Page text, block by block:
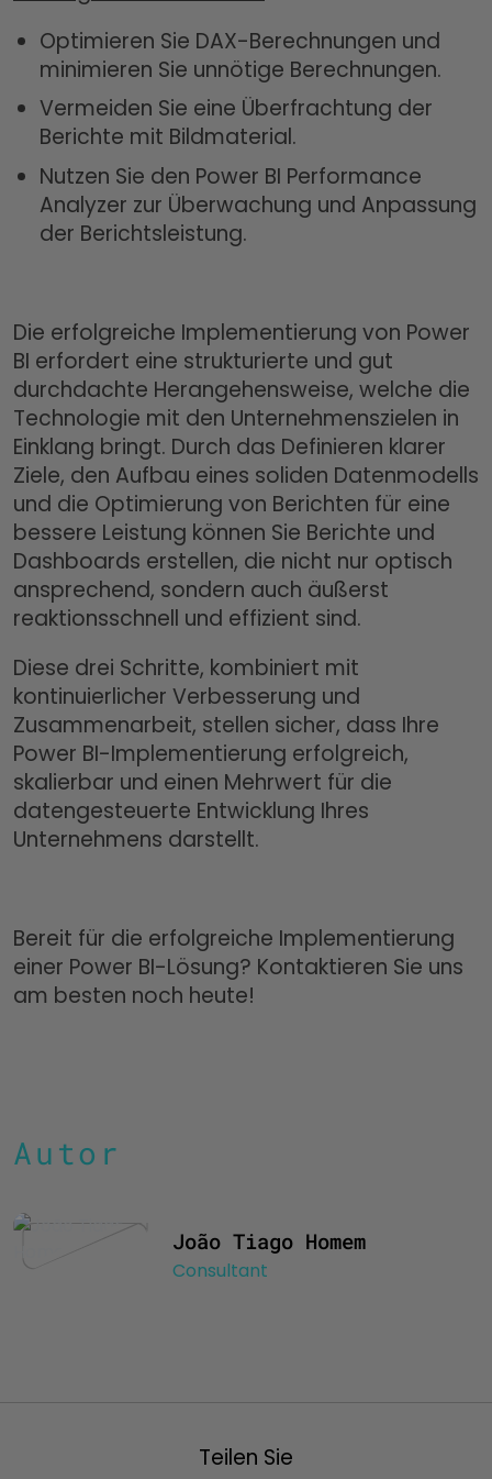
Optimieren Sie DAX-Berechnungen und
minimieren Sie unnötige Berechnungen.
Vermeiden Sie eine Überfrachtung der
Berichte mit Bildmaterial.
Nutzen Sie den Power BI Performance
Analyzer zur Überwachung und Anpassung
der Berichtsleistung.
Die erfolgreiche Implementierung von Power
BI erfordert eine strukturierte und gut
durchdachte Herangehensweise, welche die
Technologie mit den Unternehmenszielen in
Einklang bringt. Durch das Definieren klarer
Ziele, den Aufbau eines soliden Datenmodells
und die Optimierung von Berichten für eine
bessere Leistung können Sie Berichte und
Dashboards erstellen, die nicht nur optisch
ansprechend, sondern auch äußerst
reaktionsschnell und effizient sind.
Diese drei Schritte, kombiniert mit
kontinuierlicher Verbesserung und
Zusammenarbeit, stellen sicher, dass Ihre
Power BI-Implementierung erfolgreich,
skalierbar und einen Mehrwert für die
datengesteuerte Entwicklung Ihres
Unternehmens darstellt.
Bereit für die erfolgreiche Implementierung
einer Power BI-Lösung? Kontaktieren Sie uns
am besten noch heute!
Autor
João Tiago Homem
Consultant
Teilen Sie